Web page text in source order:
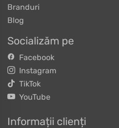
Branduri
Blog
Socializăm pe
Facebook
Instagram
TikTok
YouTube
Informații clienți